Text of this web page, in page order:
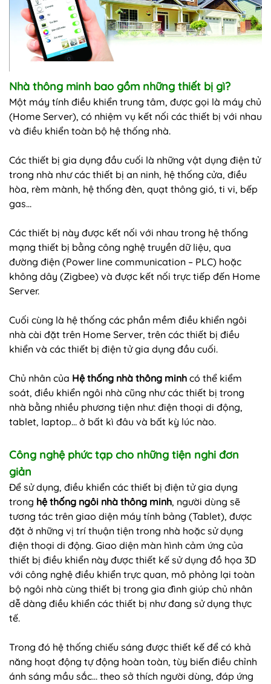
Nhà thông minh bao gồm những thiết bị gì?
Một máy tính điều khiển trung tâm, được gọi là máy chủ
(Home Server), có nhiệm vụ kết nối các thiết bị với nhau
và điều khiển toàn bộ hệ thống nhà.
Các thiết bị gia dụng đầu cuối là những vật dụng điện tử
trong nhà như các thiết bị an ninh, hệ thống cửa, điều
hòa, rèm mành, hệ thống đèn, quạt thông gió, ti vi, bếp
gas…
Các thiết bị này được kết nối với nhau trong hệ thống
mạng thiết bị bằng công nghệ truyền dữ liệu, qua
đường điện (Power line communication – PLC) hoặc
không dây (Zigbee) và được kết nối trực tiếp đến Home
Server.
Cuối cùng là hệ thống các phần mềm điều khiển ngôi
nhà cài đặt trên Home Server, trên các thiết bị điều
khiển và các thiết bị điện tử gia dụng đầu cuối.
Chủ nhân của Hệ thống nhà thông minh có thể kiểm
soát, điều khiển ngôi nhà cũng như các thiết bị trong
nhà bằng nhiều phương tiện như: điện thoại di động,
tablet, laptop… ở bất kì đâu và bất kỳ lúc nào.
Công nghệ phức tạp cho những tiện nghi đơn
giản
Để sử dụng, điều khiển các thiết bị điện tử gia dụng
trong hệ thống ngôi nhà thông minh, người dùng sẽ
tương tác trên giao diện máy tính bảng (Tablet), được
đặt ở những vị trí thuận tiện trong nhà hoặc sử dụng
điện thoại di động. Giao diện màn hình cảm ứng của
thiết bị điều khiển này được thiết kế sử dụng đồ họa 3D
với công nghệ điều khiển trực quan, mô phỏng lại toàn
bộ ngôi nhà cùng thiết bị trong gia đình giúp chủ nhân
dễ dàng điều khiển các thiết bị như đang sử dụng thực
tế.
Trong đó hệ thống chiếu sáng được thiết kế để có khả
năng hoạt động tự động hoàn toàn, tùy biến điều chỉnh
ánh sáng mầu sắc… theo sở thích người dùng, đáp ứng